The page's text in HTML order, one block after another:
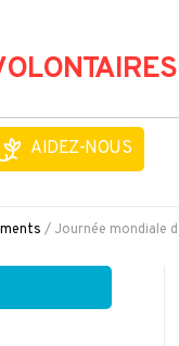
AIDEZ-NOUS
/ Journée mondiale